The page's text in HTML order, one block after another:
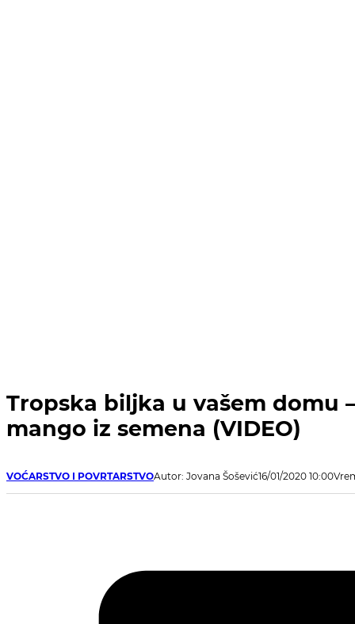
Tropska biljka u vašem domu
mango iz semena (VIDEO)
VOĆARSTVO I POVRTARSTVOAutor: Jovana Šošević16/01/2020 10:00